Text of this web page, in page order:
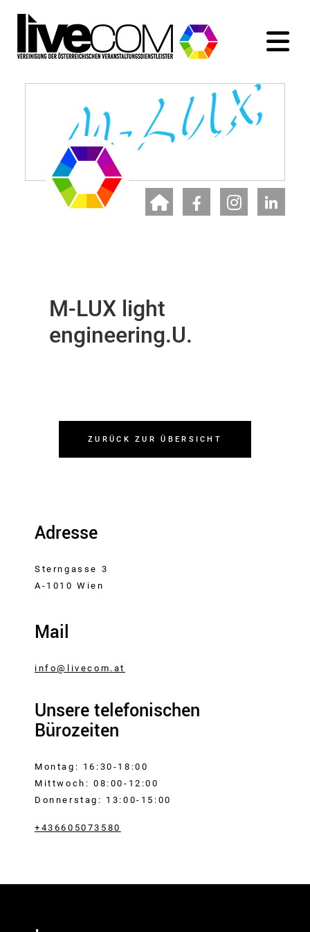
M-LUX light
engineering.U.
ZURÜCK ZUR ÜBERSICHT
Adresse
Sterngasse 3
A-1010 Wien
Mail
info@livecom.at
Unsere telefonischen
Bürozeiten
Montag: 16:30-18:00
Mittwoch: 08:00-12:00
Donnerstag: 13:00-15:00
+436605073580